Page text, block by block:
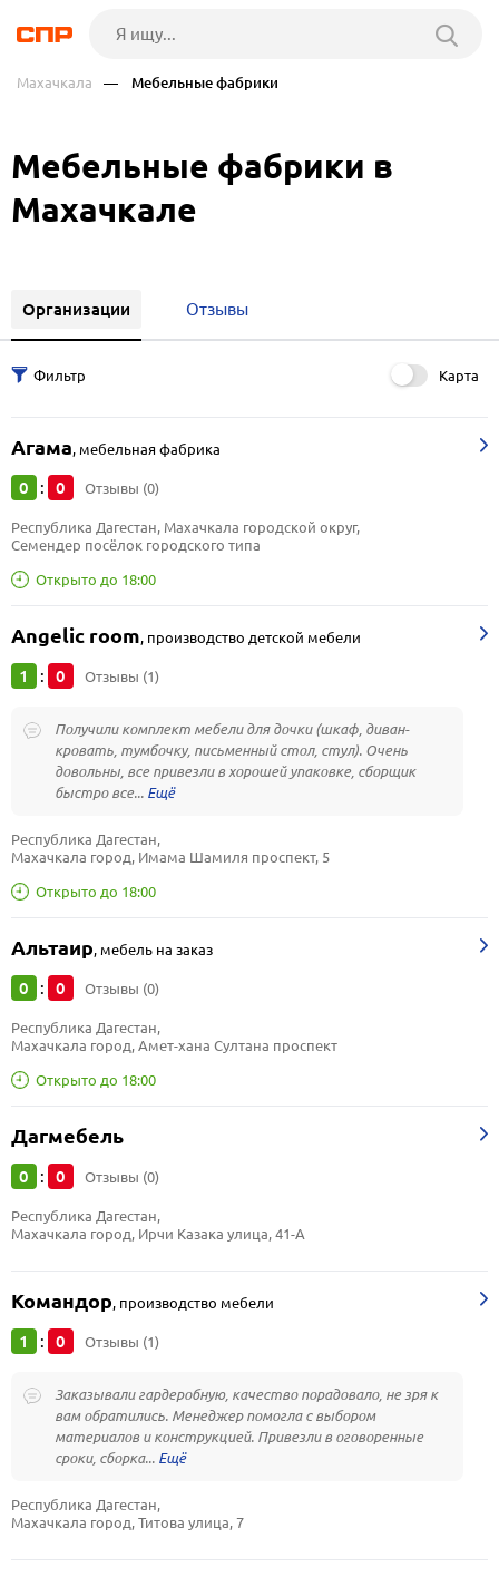
Махачкала — Мебельные фабрики
Мебельные фабрики в
Махачкале
Организации Отзывы
Карта
Агама, мебельная фабрика
0 : 0 Отзывы (0)
Открыто до 18:00
Республика Дагестан, Махачкала городской округ,
Семендер посёлок городского типа
Angelic room, производство детской мебели
1 : 0 Отзывы (1)
Получили комплект мебели для дочки (шкаф, диван-
кровать, тумбочку, письменный стол, стул). Очень
довольны, все привезли в хорошей упаковке, сборщик
быстро все...
Открыто до 18:00
Республика Дагестан,
Махачкала город, Имама Шамиля проспект, 5
Альтаир, мебель на заказ
0 : 0 Отзывы (0)
Открыто до 18:00
Республика Дагестан,
Махачкала город, Амет-хана Султана проспект
Дагмебель
0 : 0 Отзывы (0)
Республика Дагестан,
Махачкала город, Ирчи Казака улица, 41-А
Командор, производство мебели
1 : 0 Отзывы (1)
Заказывали гардеробную, качество порадовало, не зря к
вам обратились. Менеджер помогла с выбором
материалов и конструкцией. Привезли в оговоренные
сроки, сборка...
Республика Дагестан,
Махачкала город, Титова улица, 7